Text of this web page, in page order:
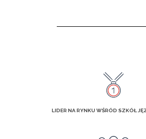
LIDER NA RYNKU WŚRÓD SZKÓŁ